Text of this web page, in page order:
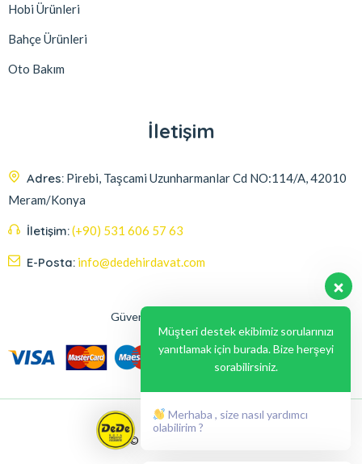
Hobi Ürünleri
Bahçe Ürünleri
Oto Bakım
İletişim
Adres: Pirebi, Taşcami Uzunharmanlar Cd NO:114/A, 42010
Meram/Konya
İletişim:(+90) 531 606 57 63
E-Posta: info@dedehirdavat.com
Güvenli Ödeme Seçenekleri
© 2024, Liabil Dizayn
Müşteri destek ekibimiz sorularınızı
yanıtlamak için burada. Bize herşeyi
sorabilirsiniz.
Merhaba , size nasıl yardımcı
olabilirim ?